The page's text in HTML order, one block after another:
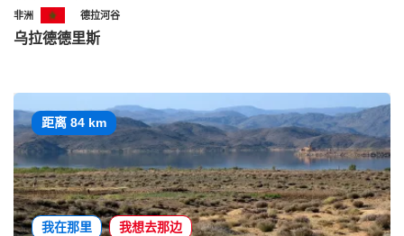
非洲 德拉河谷
乌拉德德里斯
距离 84 km
我在那里 我想去那边